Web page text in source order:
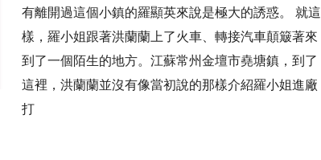
有離開過這個小鎮的羅顯英來說是極大的誘惑。 就這
樣，羅小姐跟著洪蘭蘭上了火車、轉接汽車顛簸著來
到了一個陌生的地方。江蘇常州金壇市堯塘鎮，到了
這裡，洪蘭蘭並沒有像當初說的那樣介紹羅小姐進廠
打